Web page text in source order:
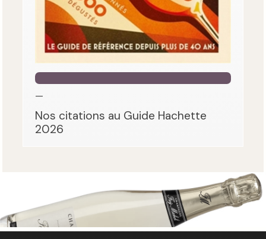
—
Nos citations au Guide Hachette
2026